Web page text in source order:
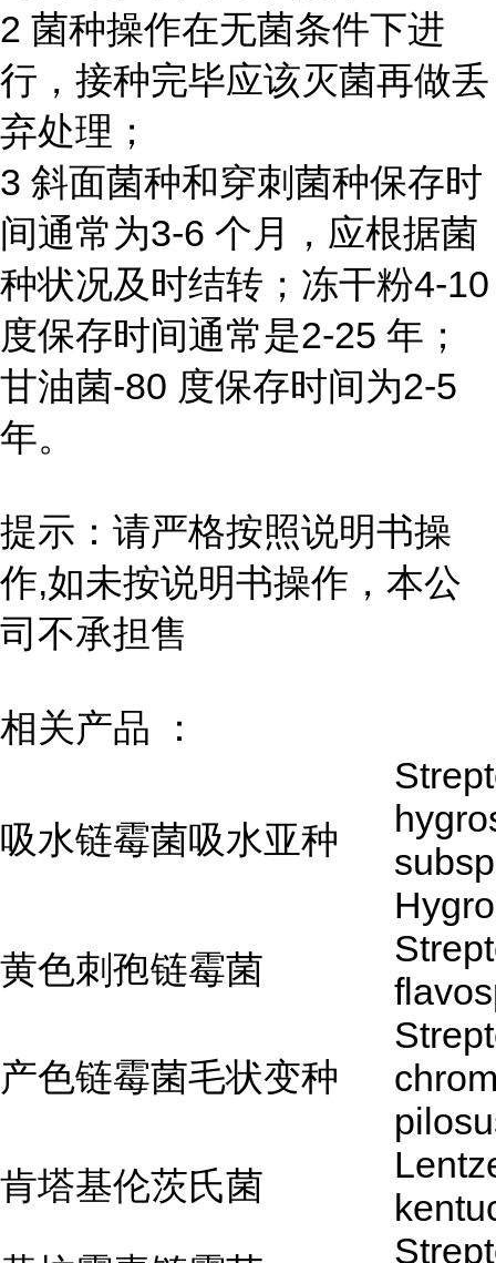
2 菌种操作在无菌条件下进
行，接种完毕应该灭菌再做丢
弃处理；
3 斜面菌种和穿刺菌种保存时
间通常为3-6 个月，应根据菌
种状况及时结转；冻干粉4-10
度保存时间通常是2-25 年；
甘油菌-80 度保存时间为2-5
年。
提示：请严格按照说明书操
作,如未按说明书操作，本公
司不承担售
相关产品 ：
吸水链霉菌吸水亚种
黄色刺孢链霉菌
产色链霉菌毛状变种
肯塔基伦茨氏菌